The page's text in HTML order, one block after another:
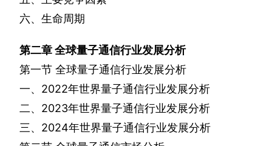
六、生命周期
第二章全球量子通信行业发展分析
第一节 全球量子通信行业发展分析
一、 2022年世界量子通信行业发展分析
二、 2023年世界量子通信行业发展分析
三、 2024年世界量子通信行业发展分析